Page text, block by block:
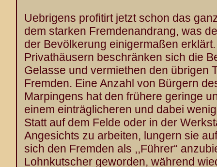
Uebrigens profitirt jetzt schon das
dem starken Fremdenandrang, was
der Bevölkerung einigermaßen
Privathäusern beschränken sich die
Gelasse und vermiethen den übrigen
Fremden. Eine Anzahl von Bürgern
Marpingens hat den frühere geringe
einem einträglicheren und dabei
Statt auf dem Felde oder in der
Angesichts zu arbeiten, lungern sie
sich den Fremden als ,,Führer“
Lohnkutscher geworden, während